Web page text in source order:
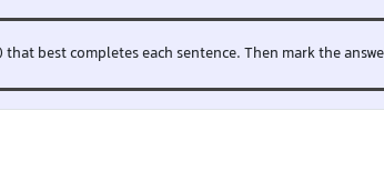
best completes each sentence. Then mark the